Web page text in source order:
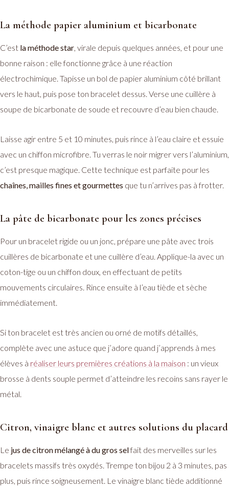
La méthode papier aluminium et bicarbonate
C’est la méthode star , virale depuis quelques années, et pour une
bonne raison : elle fonctionne grâce à une réaction
électrochimique. Tapisse un bol de papier aluminium côté brillant
vers le haut, puis pose ton bracelet dessus. Verse une cuillère à
soupe de bicarbonate de soude et recouvre d’eau bien chaude.
Laisse agir entre 5 et 10 minutes, puis rince à l’eau claire et essuie
avec un chiffon microfibre. Tu verras le noir migrer vers l’aluminium,
c’est presque magique. Cette technique est parfaite pour les
chaînes, mailles fines et gourmettes que tu n’arrives pas à frotter.
La pâte de bicarbonate pour les zones précises
Pour un bracelet rigide ou un jonc, prépare une pâte avec trois
cuillères de bicarbonate et une cuillère d’eau. Applique-la avec un
coton-tige ou un chiffon doux, en effectuant de petits
mouvements circulaires. Rince ensuite à l’eau tiède et sèche
immédiatement.
Si ton bracelet est très ancien ou orné de motifs détaillés,
complète avec une astuce que j’adore quand j’apprends à mes
élèves à réaliser leurs premières créations à la maison : un vieux
brosse à dents souple permet d’atteindre les recoins sans rayer le
métal.
Citron, vinaigre blanc et autres solutions du placard
Le jus de citron mélangé à du gros selfait des merveilles sur les
bracelets massifs très oxydés. Trempe ton bijou 2 à 3 minutes, pas
plus, puis rince soigneusement. Le vinaigre blanc tiède additionné